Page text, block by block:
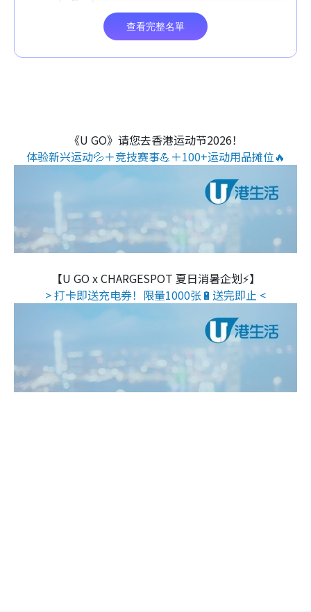
《U GO》请您去香港运动节2026！
体验新兴运动💦＋竞技赛事💪＋100+运动用品摊位🔥
【U GO x CHARGESPOT 夏日消暑企划⚡】
> 打卡即送充电券！限量1000张🔋送完即止 <